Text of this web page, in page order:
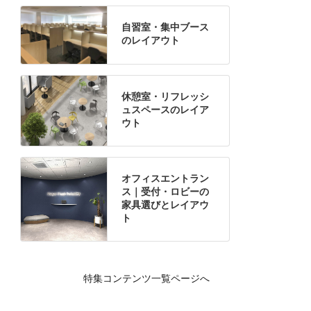
自習室・集中ブース
のレイアウト
休憩室・リフレッシ
ュスペースのレイア
ウト
オフィスエントラン
ス｜受付・ロビーの
家具選びとレイアウ
ト
特集コンテンツ一覧ページへ